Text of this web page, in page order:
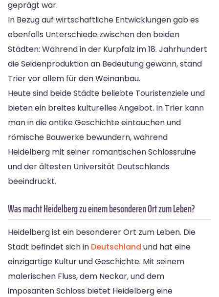
geprägt war.
In Bezug auf wirtschaftliche Entwicklungen gab es
ebenfalls Unterschiede zwischen den beiden
Städten: Während in der Kurpfalz im 18. Jahrhundert
die Seidenproduktion an Bedeutung gewann, stand
Trier vor allem für den Weinanbau.
Heute sind beide Städte beliebte Touristenziele und
bieten ein breites kulturelles Angebot. In Trier kann
man in die antike Geschichte eintauchen und
römische Bauwerke bewundern, während
Heidelberg mit seiner romantischen Schlossruine
und der ältesten Universität Deutschlands
beeindruckt.
Was macht Heidelberg zu einem besonderen Ort zum Leben?
Heidelberg ist ein besonderer Ort zum Leben. Die
Stadt befindet sich in Deutschland und hat eine
einzigartige Kultur und Geschichte. Mit seinem
malerischen Fluss, dem Neckar, und dem
imposanten Schloss bietet Heidelberg eine